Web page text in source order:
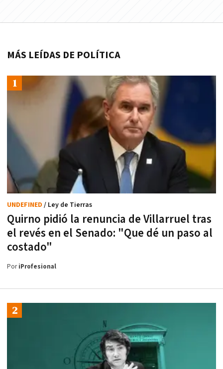
MÁS LEÍDAS DE POLÍTICA
Quirno pidió la renuncia de Villarruel tras
el revés en el Senado: "Que dé un paso al
costado"
UNDEFINED / Ley de Tierras
PoriProfesional